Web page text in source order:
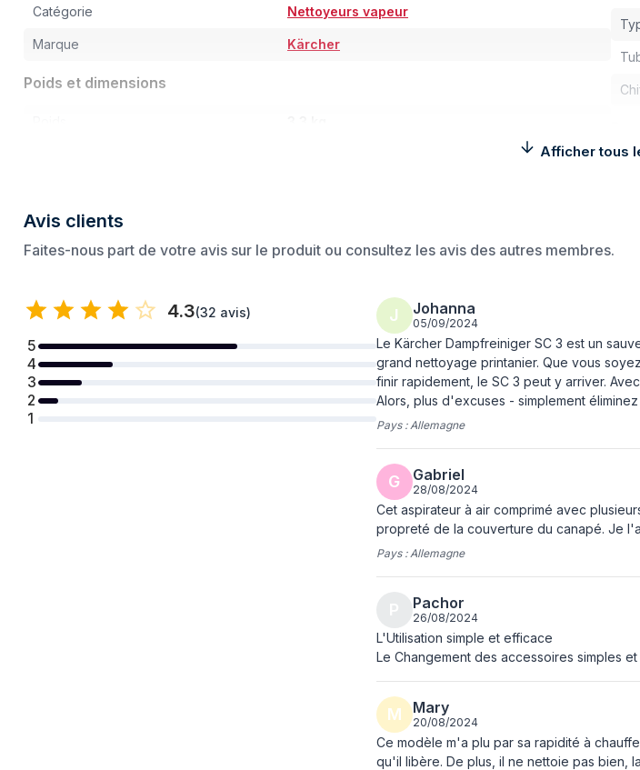
Catégorie Nettoyeurs vapeur
Marque Kärcher
Poids et dimensions
Hauteur
Poids du paquet 5,7 kg
Tension d'entrée AC
Fréquence d'entrée AC
Afficher tous
Avis clients
Faites-nous part de votre avis sur le produit ou consultez les avis des autres membres.
4.3(32 avis)
5
4
3
2
1
J Johanna
05/09/2024
Le Kärcher Dampfreiniger SC 3 est un
grand nettoyage printanier. Que vous
finir rapidement, le SC 3 peut y arriver.
Alors, plus d'excuses - simplement
Pays : Allemagne
G Gabriel
28/08/2024
Cet aspirateur à air comprimé avec
propreté de la couverture du canapé. Je
Pays : Allemagne
Pachor
26/08/2024
L'Utilisation simple et efficace
Le Changement des accessoires simples
M Mary
20/08/2024
Ce modèle m'a plu par sa rapidité à
qu'il libère. De plus, il ne nettoie pas bien,